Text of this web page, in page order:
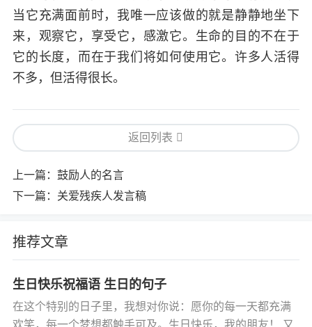
当它充满面前时，我唯一应该做的就是静静地坐下
来，观察它，享受它，感激它。生命的目的不在于
它的长度，而在于我们将如何使用它。许多人活得
不多，但活得很长。
返回列表
上一篇： 鼓励人的名言
下一篇： 关爱残疾人发言稿
推荐文章
生日快乐祝福语 生日的句子
在这个特别的日子里，我想对你说：愿你的每一天都充满
欢笑，每一个梦想都触手可及。生日快乐，我的朋友！ 又